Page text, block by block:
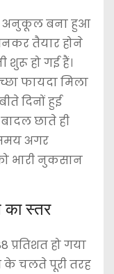
अनुकूल बना हुआ
तैयार होने
शुरू हो गई हैं।
फायदा मिला
दिनों हुई
छाते ही
अगर
भारी नुकसान
का स्तर
प्रतिशत हो गया
के चलते पूरी तरह